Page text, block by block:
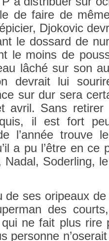
de faire de
Djokovic
le dos­sard de
le moins de
lâché sur son
de­vrait lui
sur dur sera
avril. Sans
il est fort
l’année trouve
a pu l’être en ce
Nadal, Soderl­ing,
de ses oripeaux
des
qui ne fait plus rire
per­son­ne